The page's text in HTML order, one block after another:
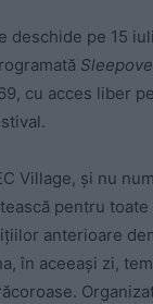
deschide pe 15
cu acces liber
Village, și nu
pentru
anterioare
în aceeași zi,